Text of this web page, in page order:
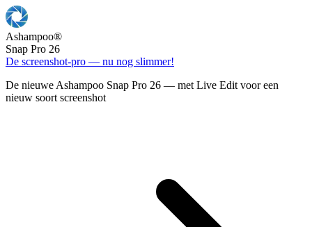
Ashampoo®
Snap Pro 26
De screenshot-pro — nu nog slimmer!
De nieuwe Ashampoo Snap Pro 26 — met Live Edit voor een
nieuw soort screenshot